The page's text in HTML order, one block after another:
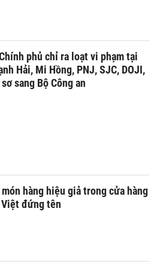
phủ chỉ ra loạt vi phạm tại
Hải, Mi Hồng, PNJ, SJC, DOJI,
sang Bộ Công an
hàng hiệu giả trong cửa hàng
đứng tên